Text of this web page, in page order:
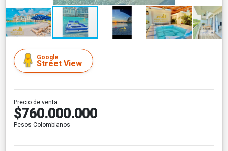
Google
Street View
Precio de venta
$760.000.000
Pesos Colombianos